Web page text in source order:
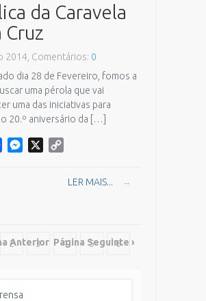
da Caravela
Cruz
2014, Comentários: 0
dia 28 de Fevereiro, fomos a
uma pérola que vai
uma das iniciativas para
20.º aniversário da […]
FacebookMessenger
LER MAIS... →
Anterior
2 3 4 5 6
Página Seguinte ›